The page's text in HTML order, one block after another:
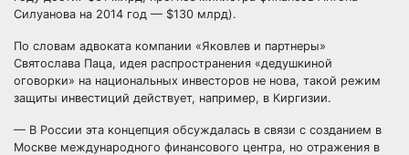
Силуанова на 2014 год — $130 млрд).
По словам адвоката компании «Яковлев и партнеры»
Святослава Паца, идея распространения «дедушкиной
оговорки» на национальных инвесторов не нова, такой режим
защиты инвестиций действует, например, в Киргизии.
— В России эта концепция обсуждалась в связи с созданием в
Москве международного финансового центра, но отражения в